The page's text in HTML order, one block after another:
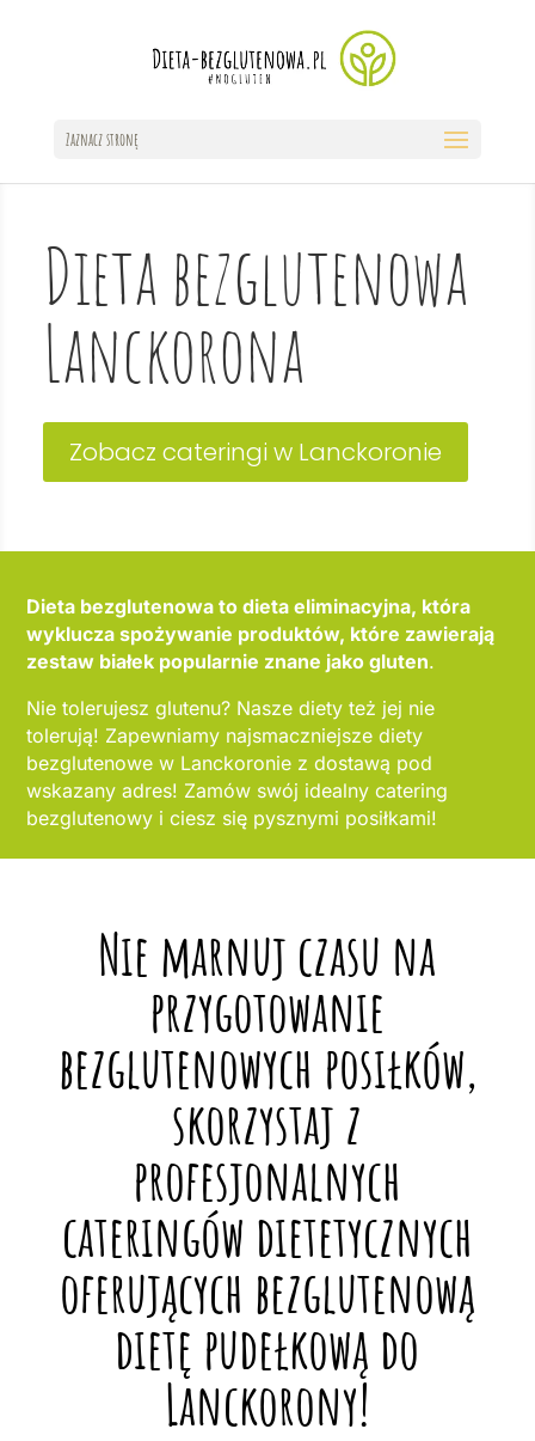
Zaznacz stronę
Dieta bezglutenowa
Lanckorona
Zobacz cateringi w Lanckoronie
Dieta bezglutenowa to dieta eliminacyjna, która
wyklucza spożywanie produktów, które zawierają
zestaw białek popularnie znane jako gluten.
Nie tolerujesz glutenu? Nasze diety też jej nie
tolerują! Zapewniamy najsmaczniejsze diety
bezglutenowe w Lanckoronie z dostawą pod
wskazany adres! Zamów swój idealny catering
bezglutenowy i ciesz się pysznymi posiłkami!
Nie marnuj czasu na
przygotowanie
bezglutenowych posiłków,
skorzystaj z
profesjonalnych
cateringów dietetycznych
oferujących bezglutenową
dietę pudełkową do
Lanckorony!